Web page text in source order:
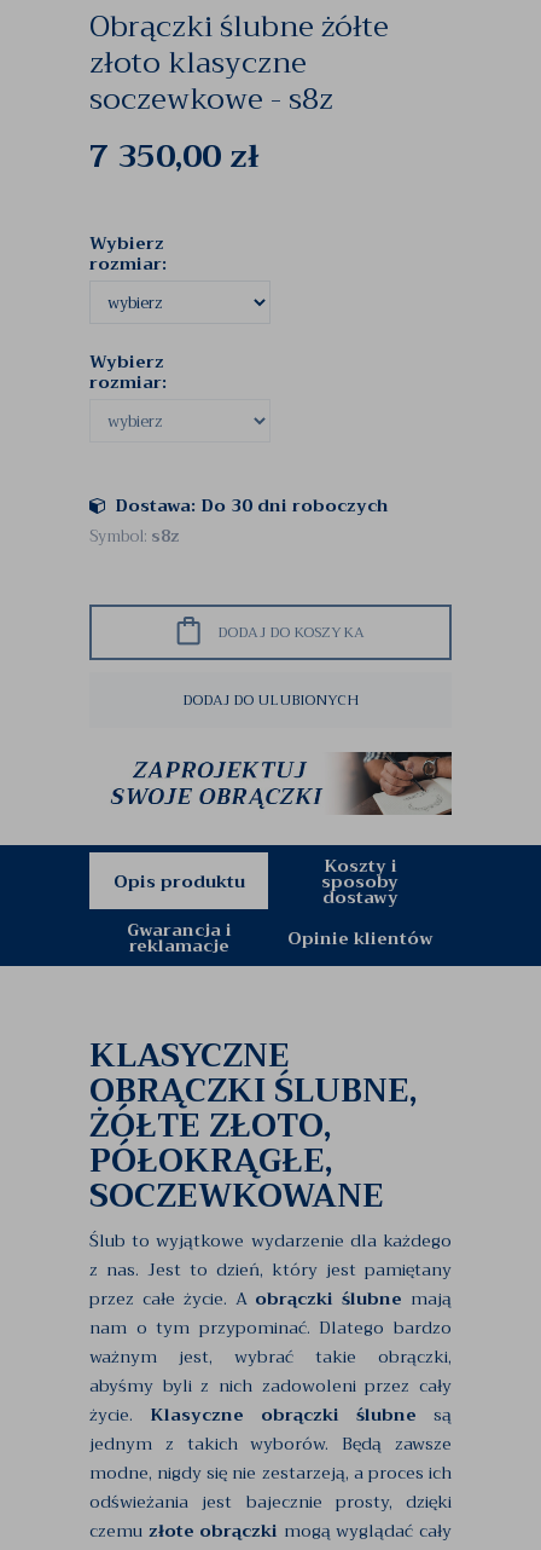
Obrączki ślubne żółte
złoto klasyczne
soczewkowe - s8z
7 350,00zł
Wybierz
rozmiar:
Wybierz
rozmiar:
Dostawa: Do 30 dni roboczych
Symbol: s8z
DODAJ DO KOSZYKA
DODAJ DO ULUBIONYCH
Opis produktu
Koszty i
sposoby
dostawy
Gwarancja i
reklamacje Opinie klientów
KLASYCZNE
OBRĄCZKI ŚLUBNE,
ŻÓŁTE ZŁOTO,
PÓŁOKRĄGŁE,
SOCZEWKOWANE
Ślub to wyjątkowe wydarzenie dla każdego
z nas. Jest to dzień, który jest pamiętany
przez całe życie. A obrączki ślubne mają
nam o tym przypominać. Dlatego bardzo
ważnym jest, wybrać takie obrączki,
abyśmy byli z nich zadowoleni przez cały
życie. Klasyczne obrączki ślubne są
jednym z takich wyborów. Będą zawsze
modne, nigdy się nie zestarzeją, a proces ich
odświeżania jest bajecznie prosty, dzięki
czemu złote obrączki mogą wyglądać cały